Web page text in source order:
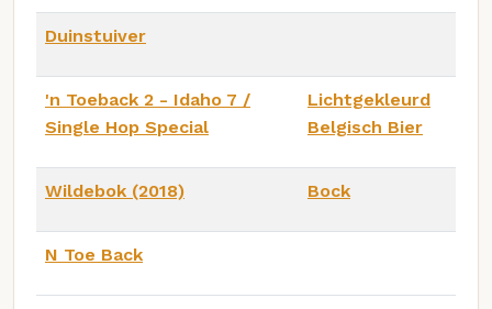
Duinstuiver
'n Toeback 2 - Idaho 7 /
Single Hop Special
Lichtgekleurd
Belgisch Bier
Wildebok (2018) Bock
N Toe Back